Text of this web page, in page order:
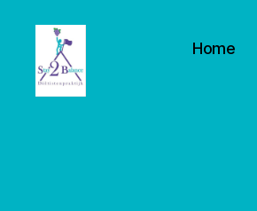
Home